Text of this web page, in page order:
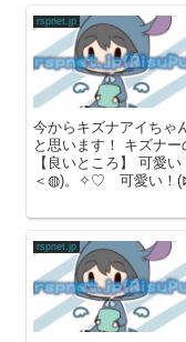
rspnet.jp
今からキズナアイちゃ
と思います！ キズナー
【良いところ】 可
＜◍)。✧♡ 可愛い
rspnet.jp